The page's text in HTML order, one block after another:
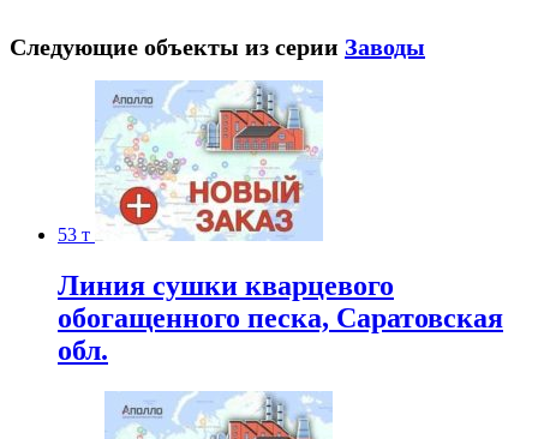
Следующие объекты из серии Заводы
53 т
Линия сушки кварцевого
обогащенного песка, Саратовская
обл.